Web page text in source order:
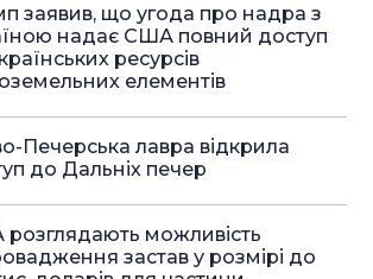
заявив, що угода про надра з
надає США повний доступ
ресурсів
елементів
Печерська лавра відкрила
до Дальніх печер
можливість
застав у розмірі до